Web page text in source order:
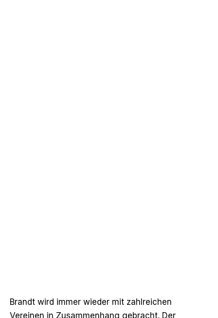
Brandt wird immer wieder mit zahlreichen
Vereinen in Zusammenhang gebracht. Der